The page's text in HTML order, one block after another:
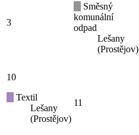
3
Směsný
komunální
odpad
Lešany
(Prostějov)
10
Textil
Lešany
(Prostějov)
11